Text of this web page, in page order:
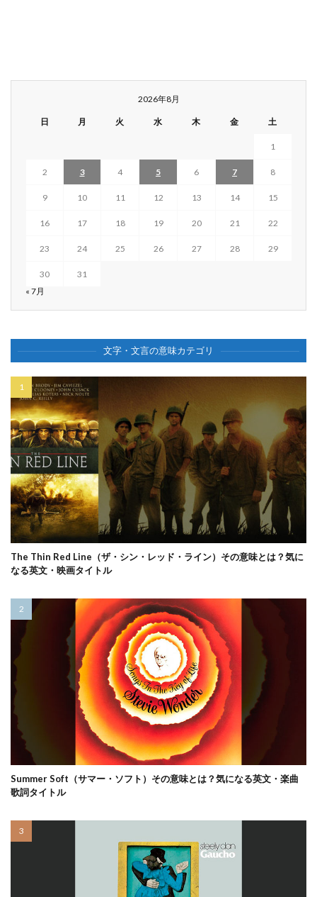
2026年8月
日 月 火 水 木 金 土
1
2 3 4 5 6 7 8
9 10 11 12 13 14 15
16 17 18 19 20 21 22
23 24 25 26 27 28 29
30
31
« 7月
文字・文言の意味カテゴリ
The Thin Red Line（ザ・シン・レッド・ライン）その意味とは？気に
なる英文・映画タイトル
Summer Soft（サマー・ソフト）その意味とは？気になる英文・楽曲
歌詞タイトル